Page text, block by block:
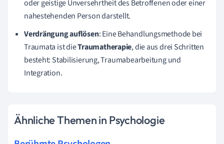
oder geistige Unversehrtheit des Betroffenen oder einer
nahestehenden Person darstellt.
Verdrängung auflösen: Eine Behandlungsmethodebei
Traumata ist dieTraumatherapie, die aus drei Schritten
besteht: Stabilisierung, Traumabearbeitung und
Integration.
Ähnliche Themen in Psychologie